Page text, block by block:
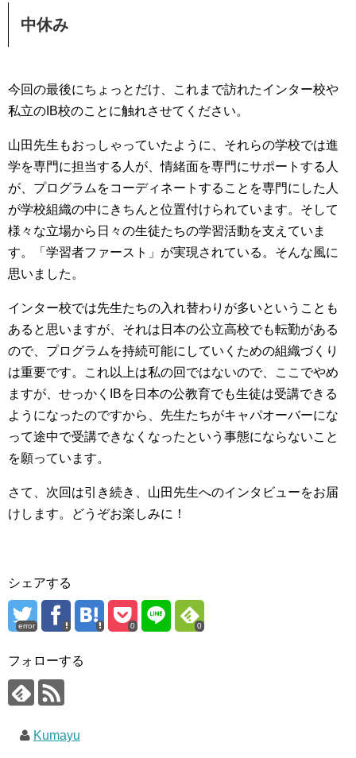
中休み
今回の最後にちょっとだけ、これまで訪れたインター校や
私立のIB校のことに触れさせてください。
山田先生もおっしゃっていたように、それらの学校では進
学を専門に担当する人が、情緒面を専門にサポートする人
が、プログラムをコーディネートすることを専門にした人
が学校組織の中にきちんと位置付けられています。そして
様々な立場から日々の生徒たちの学習活動を支えていま
す。「学習者ファースト」が実現されている。そんな風に
思いました。
インター校では先生たちの入れ替わりが多いということも
あると思いますが、それは日本の公立高校でも転勤がある
ので、プログラムを持続可能にしていくための組織づくり
は重要です。これ以上は私の回ではないので、ここでやめ
ますが、せっかくIBを日本の公教育でも生徒は受講できる
ようになったのですから、先生たちがキャパオーバーにな
って途中で受講できなくなったという事態にならないこと
を願っています。
さて、次回は引き続き、山田先生へのインタビューをお届
けします。どうぞお楽しみに！
シェアする
error 0 0
フォローする
Kumayu